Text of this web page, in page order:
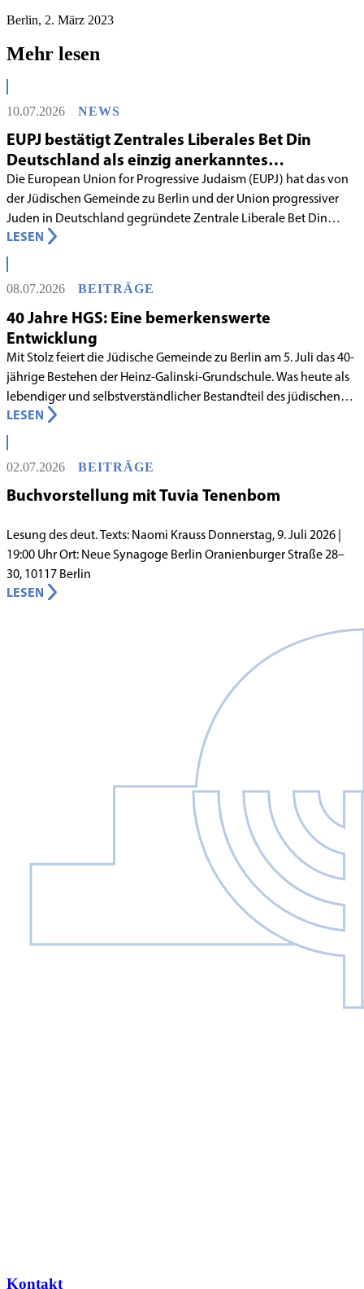
Berlin, 2. März 2023
Mehr lesen
10.07.2026 NEWS
EUPJ bestätigt Zentrales Liberales Bet Din
Deutschland als einzig anerkanntes
liberales Rabbinatsgericht
Die European Union for Progressive Judaism (EUPJ) hat das von
der Jüdischen Gemeinde zu Berlin und der Union progressiver
Juden in Deutschland gegründete Zentrale Liberale Bet Din
Deutschland mit Wirkung zum 1. Juni 2026 als anerkanntes
Rabbinatsgericht aufgenommen.
LESEN
08.07.2026 BEITRÄGE
40 Jahre HGS: Eine bemerkenswerte
Entwicklung
Mit Stolz feiert die Jüdische Gemeinde zu Berlin am 5. Juli das 40-
jährige Bestehen der Heinz-Galinski-Grundschule. Was heute als
lebendiger und selbstverständlicher Bestandteil des jüdischen
Lebens in Berlin gilt, begann in den 1980er-Jahren unter
schwierigen Voraussetzungen. Vor dem Hintergrund eines
innergemeindlichen Wandels entstand bereits 1983 die Idee, eine
jüdische Grundschule zu gründen.
LESEN
02.07.2026 BEITRÄGE
Buchvorstellung mit Tuvia Tenenbom
Lesung des deut. Texts: Naomi Krauss Donnerstag, 9. Juli 2026 |
19:00 Uhr Ort: Neue Synagoge Berlin Oranienburger Straße 28–
30, 10117 Berlin
LESEN
Kontakt